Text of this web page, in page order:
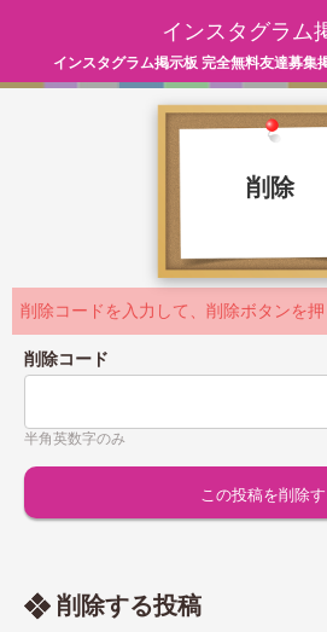
インスタグラム
インスタグラム掲示板 完全無料友達募
削除
削除コードを入力して、削除ボタンを押
削除コード
半角英数字のみ
削除する投稿